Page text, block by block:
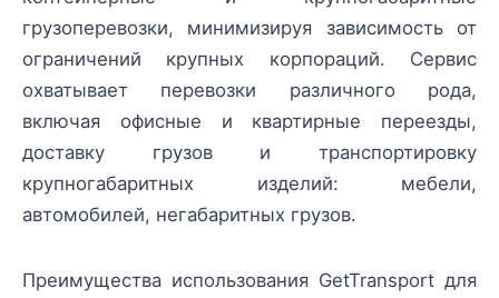
грузоперевозки, минимизируя зависимость от
ограничений крупных корпораций. Сервис
охватывает перевозки различного рода,
включая офисные и квартирные переезды,
доставку грузов и транспортировку
крупногабаритных изделий: мебели,
автомобилей, негабаритных грузов.
Преимущества использования GetTransport для